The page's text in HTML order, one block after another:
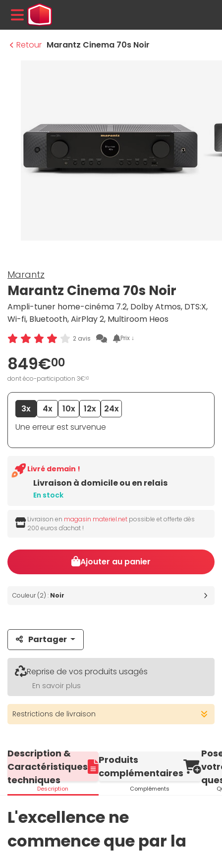
MENU
Retour Marantz Cinema 70s Noir
Marantz
Marantz Cinema 70s Noir
Ampli-tuner home-cinéma 7.2, Dolby Atmos, DTS:X,
Wi-fi, Bluetooth, AirPlay 2, Multiroom Heos
2 avis Prix ↓
849€00
dont éco-participation 3€10
3x 4x 10x 12x
24x
Une erreur est survenue
Livraison à domicile ou en relais
En stock
Livré demain !
Livraison en magasin materiel.net possible et offerte dès
200 euros d'achat !
Ajouter au panier
Couleur (2) : Noir
Partager
Reprise de vos produits usagés
En savoir plus
Restrictions de livraison
Description &
Caractéristiques
techniques
Description
Produits
complémentaires
Compléments
L'excellence ne
commence que par la